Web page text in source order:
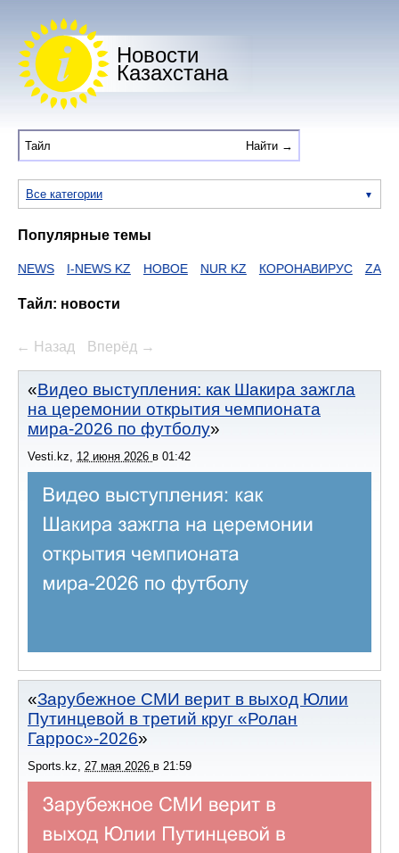
Новости
Казахстана
Все категории
Популярные темы
NEWS I-NEWS KZ НОВОЕ NUR KZ КОРОНАВИРУС ZAKON
Тайл: новости
← Назад Вперёд →
Видео выступления: как Шакира зажгла
на церемонии открытия чемпионата
мира-2026 по футболу
Vesti.kz, 12 июня 2026 в 01:42
Зарубежное СМИ верит в выход Юлии
Путинцевой в третий круг «Ролан
Гаррос»-2026
Sports.kz 27 мая 2026 в 21:59